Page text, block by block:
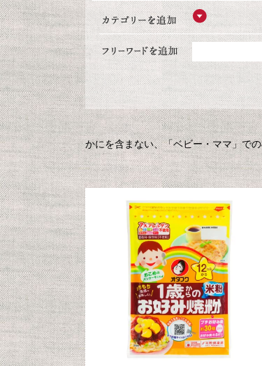
かにを含まない、「ベビー・ママ」で